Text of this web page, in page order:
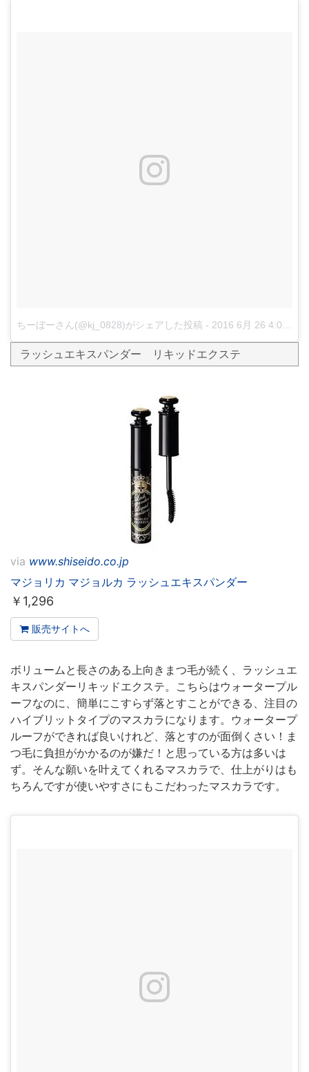
ちーぼーさん(@kj_0828)がシェアした投稿 - 2016 6月 26 4:05午前 PDT
ラッシュエキスパンダー リキッドエクステ
via www.shiseido.co.jp
マジョリカ マジョルカ ラッシュエキスパンダー
￥ 1,296
販売サイトへ
ボリュームと長さのある上向きまつ毛が続く、ラッシュエ
キスパンダーリキッドエクステ。こちらはウォータープル
ーフなのに、簡単にこすらず落とすことができる、注目の
ハイブリットタイプのマスカラになります。ウォータープ
ルーフができれば良いけれど、落とすのが面倒くさい！ま
つ毛に負担がかかるのが嫌だ！と思っている方は多いは
ず。そんな願いを叶えてくれるマスカラで、仕上がりはも
ちろんですが使いやすさにもこだわったマスカラです。